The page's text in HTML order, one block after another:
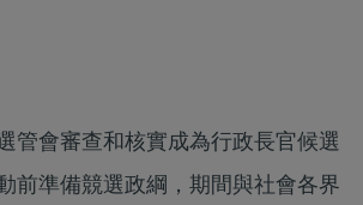
管會審查和核實成為行政長官候選
前準備競選政綱，期間與社會各界